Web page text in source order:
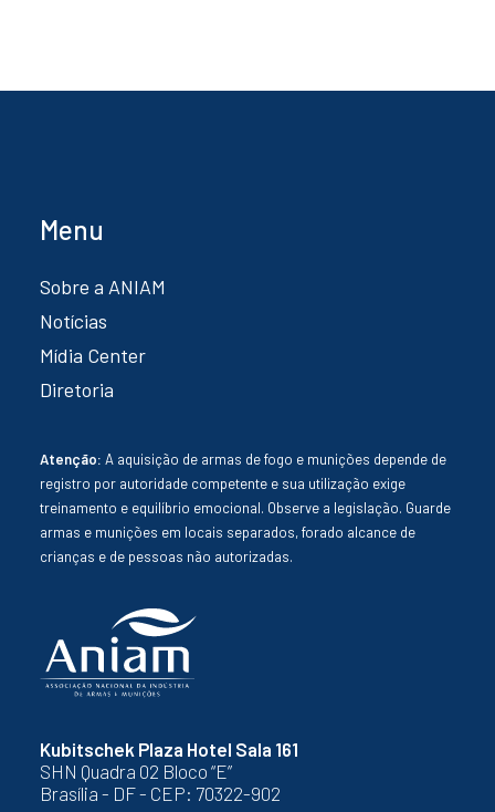
Kubitschek Plaza Hotel Sala 161
SHN Quadra 02 Bloco “E”
Brasília - DF - CEP: 70322-902
Menu
Sobre a ANIAM
Notícias
Mídia Center
Diretoria
Atenção: A aquisição de armas de fogo e munições depende de
registro por autoridade competente e sua utilização exige
treinamento e equilíbrio emocional. Observe a legislação. Guarde
armas e munições em locais separados, forado alcance de
crianças e de pessoas não autorizadas.